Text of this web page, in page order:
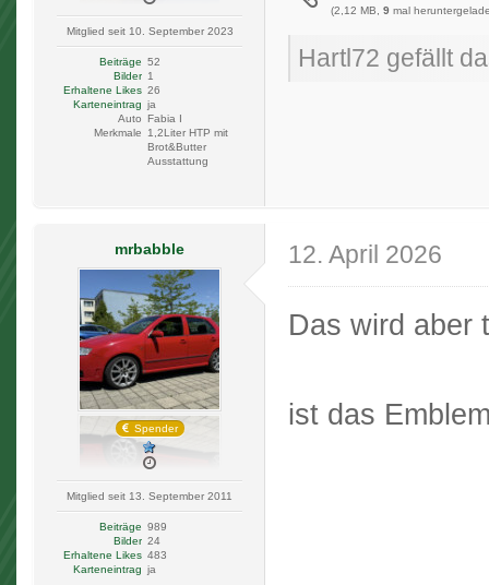
Mitglied seit 10. September 2023
Beiträge 52
Bilder 1
Erhaltene Likes 26
Karteneintrag ja
Auto
Fabia I
Merkmale 1,2Liter HTP mit
Brot&Butter
Ausstattung
(2,12 MB, 9 mal
Hartl72 gefällt
mrbabble
Spender
Mitglied seit 13. September 2011
Beiträge 989
Bilder 24
Erhaltene Likes 483
Karteneintrag ja
12. April 2026
Das wird aber
ist das